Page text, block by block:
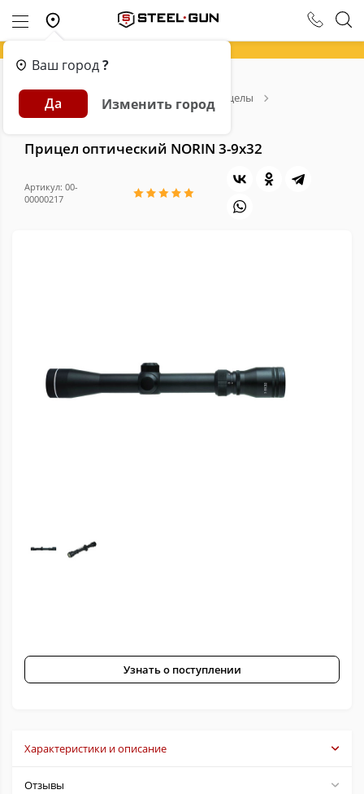
Ваш город?
Да Изменить город
Главная Каталог
Прицелы
Прицел оптический NORIN 3-9х32
Прицел оптический NORIN 3-9х32
Артикул: 00-
00000217
Узнать о поступлении
Характеристики и описание
Отзывы